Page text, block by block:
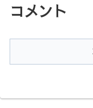
コメント